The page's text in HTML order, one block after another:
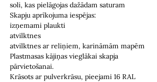
soli, kas pielāgojas dažādam saturam
Skapju aprīkojuma iespējas:
izņemami plaukti
atvilktnes
atvilktnes ar reliņiem, karināmām mapēm
Plastmasas kājiņas vieglākai skapja
pārvietošanai.
Krāsots ar pulverkrāsu, pieejami 16 RAL